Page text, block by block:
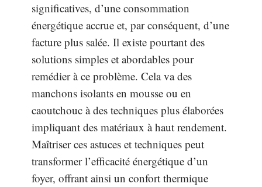
significatives, d’une consommation
énergétique accrue et, par conséquent, d’une
facture plus salée. Il existe pourtant des
solutions simples et abordables pour
remédier à ce problème. Cela va des
manchons isolants en mousse ou en
caoutchouc à des techniques plus élaborées
impliquant des matériaux à haut rendement.
Maîtriser ces astuces et techniques peut
transformer l’efficacité énergétique d’un
foyer, offrant ainsi un confort thermique